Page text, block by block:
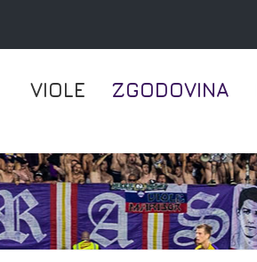
VIOLE ZGODOVINA